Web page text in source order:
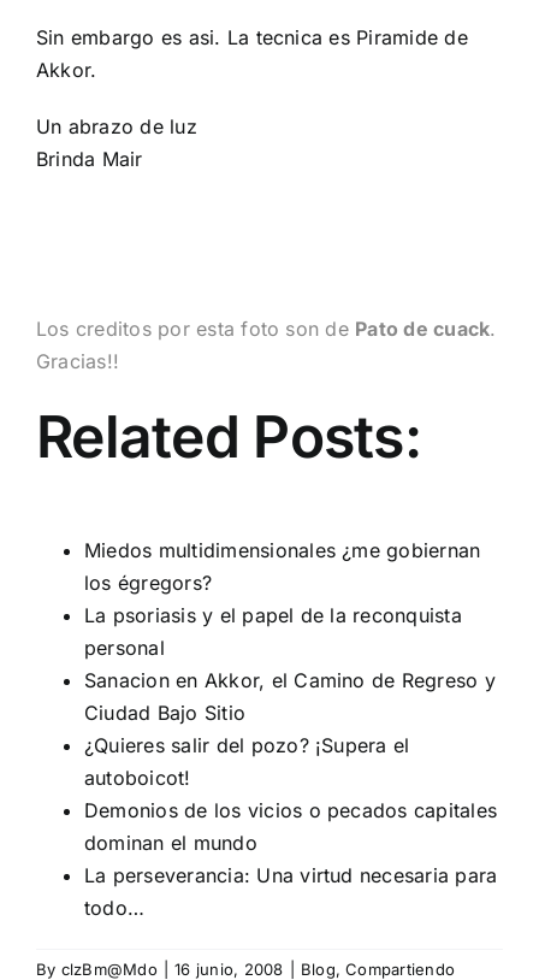
Sin embargo es asi. La tecnica es Piramide de
Akkor.
Un abrazo de luz
Brinda Mair
Los creditos por esta foto son de Pato de cuack.
Gracias!!
Related Posts:
Miedos multidimensionales ¿me gobiernan
los égregors?
La psoriasis y el papel de la reconquista
personal
Sanacion en Akkor, el Camino de Regreso y
Ciudad Bajo Sitio
¿Quieres salir del pozo? ¡Supera el
autoboicot!
Demonios de los vicios o pecados capitales
dominan el mundo
La perseverancia: Una virtud necesaria para
todo…
By clzBm@Mdo 16 junio, 2008 Blog,Compartiendo